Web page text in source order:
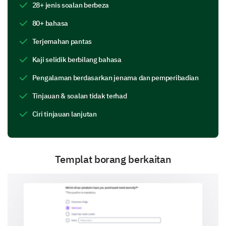
Tutor menyampaikan bahan dengan cara yang jelas
Tutor menggunakan pelbagai kaedah pengajaran.
Tutor memberikan maklum balas yang membina.
Tutor menggalakkan pemikiran kritis dan
Bolehkah anda memberikan contoh di mana
Kepuasan Program Tutoring
Akhirnya, mari kita bincangkan kepuasan
28+ jenis soalan berbeza
80+ bahasa
Terjemahan pantas
Kaji selidik berbilang bahasa
Pengalaman berdasarkan jenama dan pemperibadian
Tinjauan & soalan tidak terhad
Ciri tinjauan lanjutan
Templat borang berkaitan